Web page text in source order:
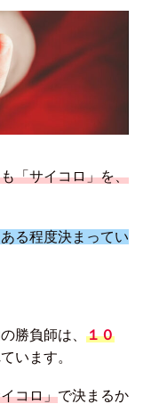
「サイコロ」を、
る程度決まってい
勝負師は、 １０
います。
コロ」で決まるか